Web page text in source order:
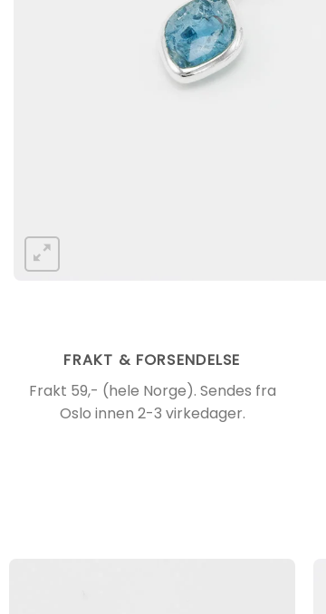
FRAKT & FORSENDELSE
Frakt 59,- (hele Norge). Sendes fra
Oslo innen 2-3 virkedager.